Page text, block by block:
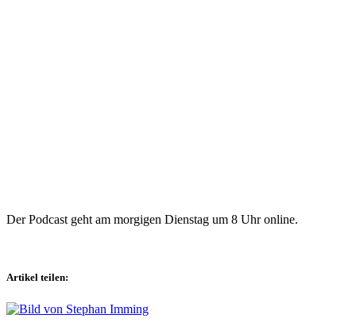
Der Podcast geht am morgigen Dienstag um 8 Uhr online.
Artikel teilen: